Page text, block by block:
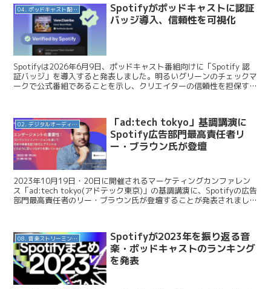
04. ポッドキャスト配信・制作等
Spotifyがポッドキャストに認証
バッジ導入、信頼性を可視化
Spotifyは2026年6月9日、ポッドキャスト番組向けに「Spotify 認
証バッジ」を導入すると発表しました。明るいグリーンのチェックマ
ークで公式番組であることを示し、クリエイターの信頼性を担保する
02. デジタルオーディオ広告（音声広告）
「ad:tech tokyo」基調講演に
Spotify広告部門最高責任者リ
ー・ブラウン氏が登壇
2023年10月19日・20日に開催されるマーケティングカンファレン
ス「ad:tech tokyo(アドテック東京)」の基調講演に、Spotifyの広告
部門最高責任者のリー・ブラウン氏が登壇することが発表されまし
08. 音楽ストリーミングサービス
Spotifyが2023年を振り返る音
楽・ポッドキャストのランキング
を発表